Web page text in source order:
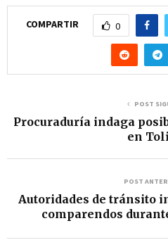
COMPARTIR 0
POST
Procuraduría indaga
en
POST
Autoridades de tránsito
comparendos